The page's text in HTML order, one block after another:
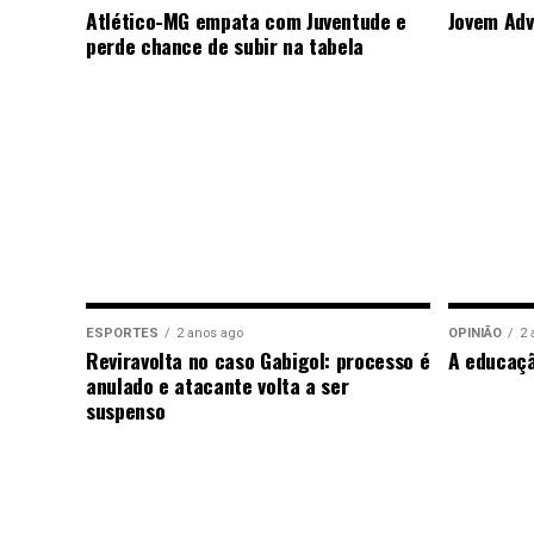
Atlético-MG empata com Juventude e
perde chance de subir na tabela
Jovem
ESPORTES 2 anos ago
Reviravolta no caso Gabigol: processo é
anulado e atacante volta a ser
suspenso
OPINIÃO 2
A